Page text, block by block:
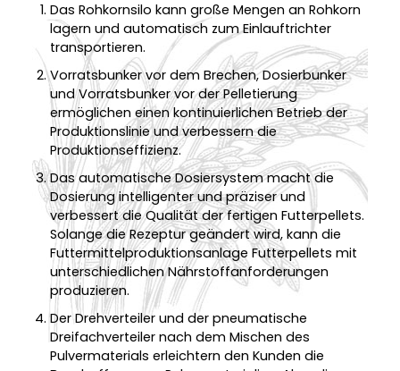
Das Rohkornsilo kann große Mengen an Rohkorn
lagern und automatisch zum Einlauftrichter
transportieren.
Vorratsbunker vor dem Brechen, Dosierbunker
und Vorratsbunker vor der Pelletierung
ermöglichen einen kontinuierlichen Betrieb der
Produktionslinie und verbessern die
Produktionseffizienz.
Das automatische Dosiersystem macht die
Dosierung intelligenter und präziser und
verbessert die Qualität der fertigen Futterpellets.
Solange die Rezeptur geändert wird, kann die
Futtermittelproduktionsanlage Futterpellets mit
unterschiedlichen Nährstoffanforderungen
produzieren.
Der Drehverteiler und der pneumatische
Dreifachverteiler nach dem Mischen des
Pulvermaterials erleichtern den Kunden die